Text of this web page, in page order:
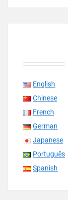
English
Chinese
French
German
Japanese
Português
Spanish